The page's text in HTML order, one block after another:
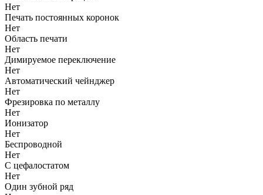
Нет
Печать постоянных коронок
Нет
Область печати
Нет
Димируемое переключение
Нет
Автоматический чейнджер
Нет
Фрезировка по металлу
Нет
Ионизатор
Нет
Беспроводной
Нет
С цефалостатом
Нет
Один зубной ряд